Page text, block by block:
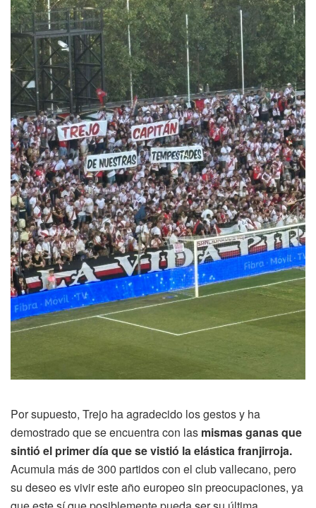
Por supuesto, Trejo ha agradecido los gestos y ha
demostrado que se encuentra con las mismas ganas que
sintió el primer día que se vistió la elástica franjirroja.
Acumula más de 300 partidos con el club vallecano, pero
su deseo es vivir este año europeo sin preocupaciones, ya